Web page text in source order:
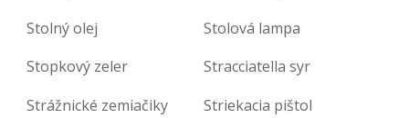
Stolný olej
Stolová lampa
Stopkový zeler
Stracciatella syr
Strážnické zemiačiky
Striekacia pištol